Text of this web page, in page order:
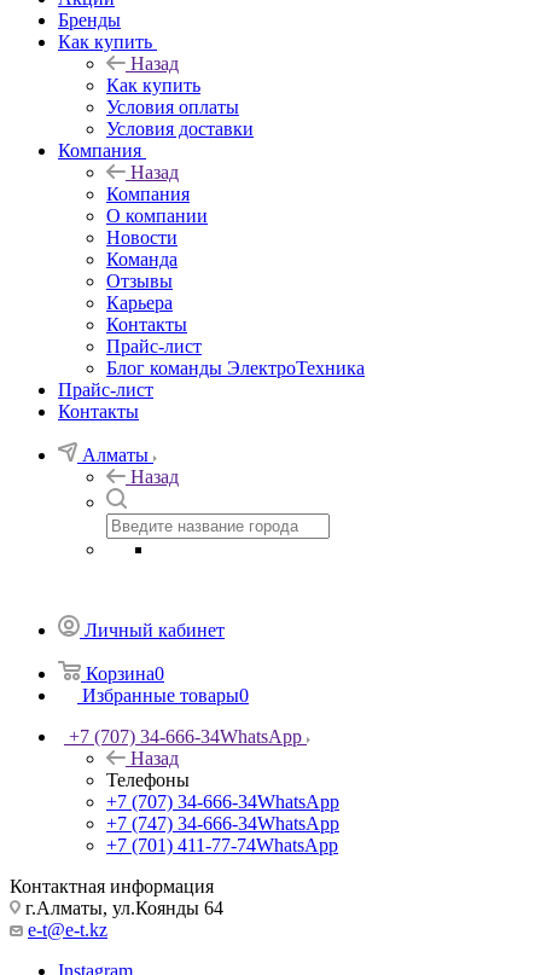
Бренды
Как купить
Назад
Как купить
Условия оплаты
Условия доставки
Компания
Назад
Компания
О компании
Новости
Команда
Отзывы
Карьера
Контакты
Прайс-лист
Блог команды ЭлектроТехника
Прайс-лист
Контакты
Алматы
Назад
Личный кабинет
Корзина0
Избранные товары0
+7 (707) 34-666-34WhatsApp
Назад
Телефоны
+7 (707) 34-666-34WhatsApp
+7 (747) 34-666-34WhatsApp
+7 (701) 411-77-74WhatsApp
Контактная информация
г.Алматы, ул.Коянды 64
e-t@e-t.kz
Instagram